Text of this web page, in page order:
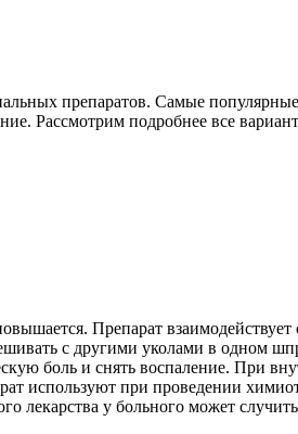
препаратов. Самые
Рассмотрим подробнее все
Препарат взаимодействует
с другими уколами в одном
боль и снять воспаление. При
используют при проведении
лекарства у больного может